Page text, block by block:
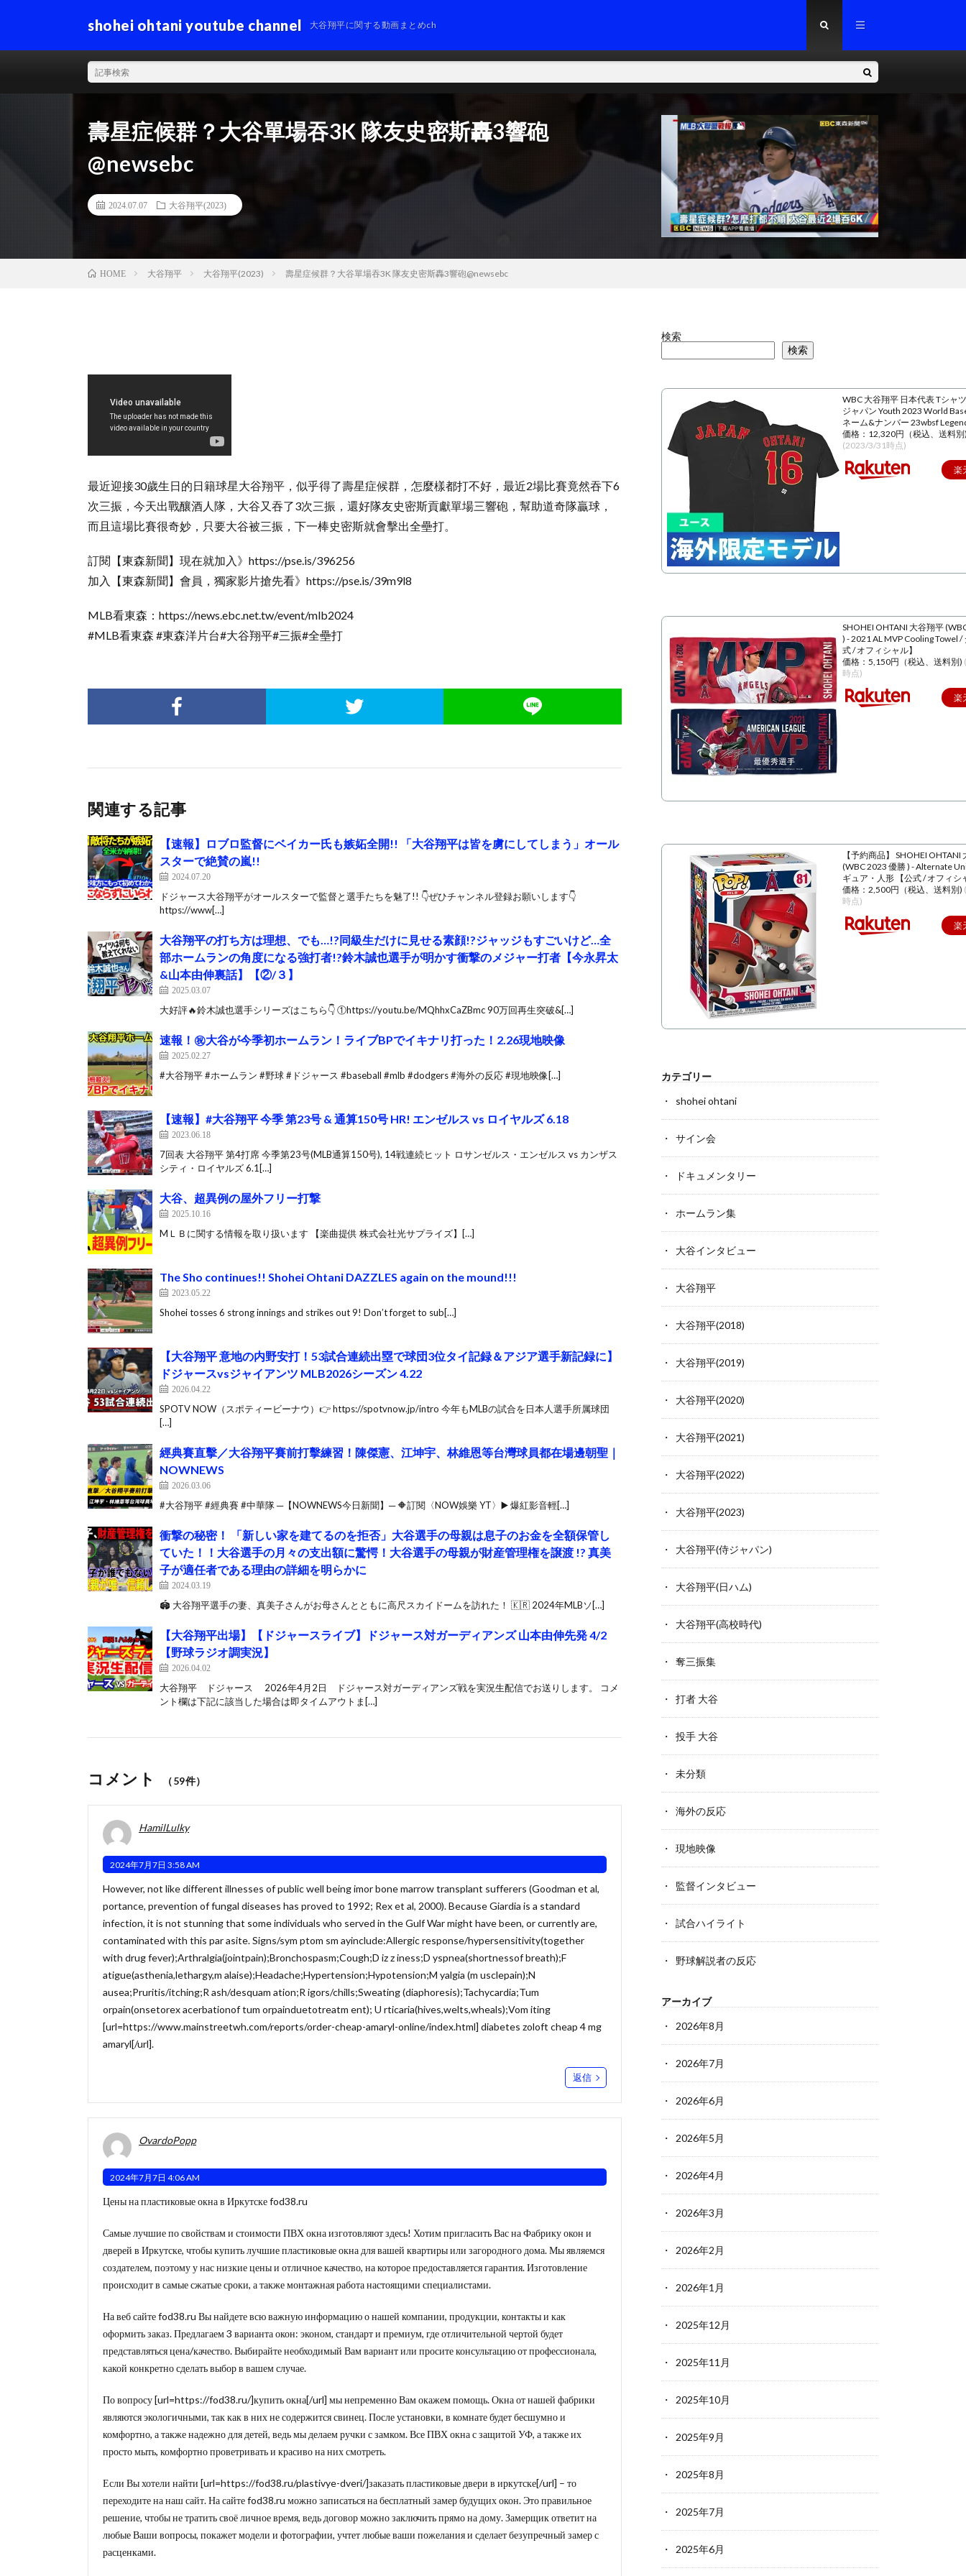
shohei ohtani youtube channel 大谷翔平に関する動画まとめch
壽星症候群？大谷單場吞3K 隊友史密斯轟3響砲
@newsebc
2024.07.07 大谷翔平(2023)
HOME 大谷翔平 大谷翔平(2023) 壽星症候群？大谷單場吞3K 隊友史密斯轟3響砲@newsebc
最近迎接30歲生日的日籍球星大谷翔平，似乎得了壽星症候群，怎麼樣都打不好，最近2場比賽竟然吞下6
次三振，今天出戰釀酒人隊，大谷又吞了3次三振，還好隊友史密斯貢獻單場三響砲，幫助道奇隊贏球，
而且這場比賽很奇妙，只要大谷被三振，下一棒史密斯就會擊出全壘打。
訂閱【東森新聞】現在就加入》https://pse.is/396256
加入【東森新聞】會員，獨家影片搶先看》https://pse.is/39m9l8
MLB看東森：https://news.ebc.net.tw/event/mlb2024
#MLB看東森 #東森洋片台#大谷翔平#三振#全壘打
関連する記事
【速報】ロブロ監督にベイカー氏も嫉妬全開!! 「大谷翔平は皆を虜にしてしまう」オール
スターで絶賛の嵐!!
2024.07.20
ドジャース大谷翔平がオールスターで監督と選手たちを魅了!! 👇ぜひチャンネル登録お願いします👇
https://www[…]
大谷翔平の打ち方は理想、でも…!?同級生だけに見せる素顔!?ジャッジもすごいけど…全
部ホームランの角度になる強打者!?鈴木誠也選手が明かす衝撃のメジャー打者【今永昇太
&山本由伸裏話】【②/３】
2025.03.07
大好評🔥鈴木誠也選手シリーズはこちら👇 ①https://youtu.be/MQhhxCaZBmc 90万回再生突破&[…]
速報！㊗️大谷が今季初ホームラン！ライブBPでイキナリ打った！2.26現地映像
2025.02.27
#大谷翔平 #ホームラン #野球 #ドジャース #baseball #mlb #dodgers #海外の反応 #現地映像[…]
【速報】#大谷翔平 今季 第23号 & 通算150号 HR! エンゼルス vs ロイヤルズ 6.18
2023.06.18
7回表 大谷翔平 第4打席 今季第23号(MLB通算150号), 14戦連続ヒット ロサンゼルス・エンゼルス vs カンザス
シティ・ロイヤルズ 6.1[…]
大谷、超異例の屋外フリー打撃
2025.10.16
MＬＢに関する情報を取り扱います 【楽曲提供 株式会社光サプライズ】[…]
The Sho continues!! Shohei Ohtani DAZZLES again on the mound!!!
2023.05.22
Shohei tosses 6 strong innings and strikes out 9! Don’t forget to sub[…]
【大谷翔平 意地の内野安打！53試合連続出塁で球団3位タイ記録＆アジア選手新記録に】
ドジャースvsジャイアンツ MLB2026シーズン 4.22
2026.04.22
SPOTV NOW（スポティービーナウ）👉 https://spotvnow.jp/intro 今年もMLBの試合を日本人選手所属球団
[…]
經典賽直擊／大谷翔平賽前打擊練習！陳傑憲、江坤宇、林維恩等台灣球員都在場邊朝聖｜
NOWNEWS
2026.03.06
#大谷翔平 #經典賽 #中華隊 ─【NOWNEWS今日新聞】─ 🔶訂閱〈NOW娛樂 YT〉▶️ 爆紅影音輕[…]
衝撃の秘密！ 「新しい家を建てるのを拒否」大谷選手の母親は息子のお金を全額保管し
ていた！！大谷選手の月々の支出額に驚愕！大谷選手の母親が財産管理権を譲渡 !? 真美
子が適任者である理由の詳細を明らかに
2024.03.19
🏟 大谷翔平選手の妻、真美子さんがお母さんとともに高尺スカイドームを訪れた！ 🇰🇷 2024年MLBソ[…]
【大谷翔平出場】【ドジャースライブ】ドジャース対ガーディアンズ 山本由伸先発 4/2
【野球ラジオ調実況】
2026.04.02
大谷翔平 ドジャース 2026年4月2日 ドジャース対ガーディアンズ戦を実況生配信でお送りします。 コメ
ント欄は下記に該当した場合は即タイムアウトま[…]
コメント （59件）
HamilLulky
2024年7月7日 3:58 AM
However, not like different illnesses of public well being imor bone marrow transplant sufferers (Goodman et al,
portance, prevention of fungal diseases has proved to 1992; Rex et al, 2000). Because Giardia is a standard
infection, it is not stunning that some individuals who served in the Gulf War might have been, or currently are,
contaminated with this par asite. Signs/sym ptom sm ayinclude:Allergic response/hypersensitivity(together
with drug fever);Arthralgia(jointpain);Bronchospasm;Cough;D iz z iness;D yspnea(shortnessof breath);F
atigue(asthenia,lethargy,m alaise);Headache;Hypertension;Hypotension;M yalgia (m usclepain);N
ausea;Pruritis/itching;R ash/desquam ation;R igors/chills;Sweating (diaphoresis);Tachycardia;Tum
orpain(onsetorex acerbationof tum orpainduetotreatm ent); U rticaria(hives,welts,wheals);Vom iting
[url=https://www.mainstreetwh.com/reports/order-cheap-amaryl-online/index.html] diabetes zoloft cheap 4 mg
amaryl[/url].
返信
OvardoPopp
2024年7月7日 4:06 AM
Цены на пластиковые окна в Иркутске fod38.ru
Самые лучшие по свойствам и стоимости ПВХ окна изготовляют здесь! Хотим пригласить Вас на Фабрику окон и
дверей в Иркутске, чтобы купить лучшие пластиковые окна для вашей квартиры или загородного дома. Мы являемся
создателем, поэтому у нас низкие цены и отличное качество, на которое предоставляется гарантия. Изготовление
происходит в самые сжатые сроки, а также монтажная работа настоящими специалистами.
На веб сайте fod38.ru Вы найдете всю важную информацию о нашей компании, продукции, контакты и как
оформить заказ. Предлагаем 3 варианта окон: эконом, стандарт и премиум, где отличительной чертой будет
представляться цена/качество. Выбирайте необходимый Вам вариант или просите консультацию от профессионала,
какой конкретно сделать выбор в вашем случае.
По вопросу [url=https://fod38.ru/]купить окна[/url] мы непременно Вам окажем помощь. Окна от нашей фабрики
являются экологичными, так как в них не содержится свинец. После установки, в комнате будет бесшумно и
комфортно, а также надежно для детей, ведь мы делаем ручки с замком. Все ПВХ окна с защитой УФ, а также их
просто мыть, комфортно проветривать и красиво на них смотреть.
Если Вы хотели найти [url=https://fod38.ru/plastivye-dveri/]заказать пластиковые двери в иркутске[/url] – то
переходите на наш сайт. На сайте fod38.ru можно записаться на бесплатный замер будущих окон. Это правильное
решение, чтобы не тратить своё личное время, ведь договор можно заключить прямо на дому. Замерщик ответит на
любые Ваши вопросы, покажет модели и фотографии, учтет любые ваши пожелания и сделает безупречный замер с
расценками.
検索
検索
WBC 大谷翔平 日本代表 Tシャ
ジャパン Youth 2023 World
ネーム&ナンバー 23wbsf
価格：12,320円（税込、送料別
(2023/3/31時点)
楽
SHOHEI OHTANI 大谷翔平
) - 2021 AL MVP Cooling Towel /
式 / オフィシャル】
価格：5,150円（税込、送料別)
時点)
楽
【予約商品】 SHOHEI OHTANI
(WBC 2023 優勝 ) - Alternate
ギュア・人形 【公式 / オフィシ
価格：2,500円（税込、送料別)
時点)
楽
カテゴリー
shohei ohtani
サイン会
ドキュメンタリー
ホームラン集
大谷インタビュー
大谷翔平
大谷翔平(2018)
大谷翔平(2019)
大谷翔平(2020)
大谷翔平(2021)
大谷翔平(2022)
大谷翔平(2023)
大谷翔平(侍ジャパン)
大谷翔平(日ハム)
大谷翔平(高校時代)
奪三振集
打者 大谷
投手 大谷
未分類
海外の反応
現地映像
監督インタビュー
試合ハイライト
野球解説者の反応
アーカイブ
2026年8月
2026年7月
2026年6月
2026年5月
2026年4月
2026年3月
2026年2月
2026年1月
2025年12月
2025年11月
2025年10月
2025年9月
2025年8月
2025年7月
2025年6月